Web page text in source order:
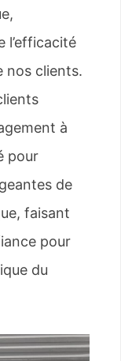
l’efficacité
nos clients.
à
pour
de
faisant
pour
du